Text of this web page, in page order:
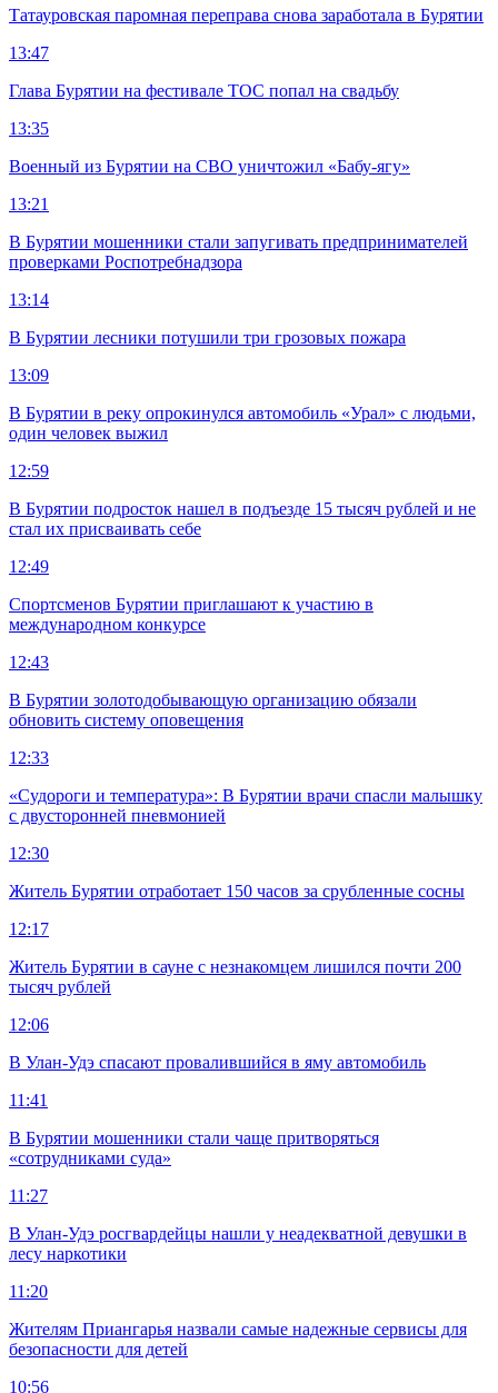
Татауровская паромная переправа снова заработала в Бурятии
13:47
Глава Бурятии на фестивале ТОС попал на свадьбу
13:35
Военный из Бурятии на СВО уничтожил «Бабу-ягу»
13:21
В Бурятии мошенники стали запугивать предпринимателей
проверками Роспотребнадзора
13:14
В Бурятии лесники потушили три грозовых пожара
13:09
В Бурятии в реку опрокинулся автомобиль «Урал» с людьми,
один человек выжил
12:59
В Бурятии подросток нашел в подъезде 15 тысяч рублей и не
стал их присваивать себе
12:49
Спортсменов Бурятии приглашают к участию в
международном конкурсе
12:43
В Бурятии золотодобывающую организацию обязали
обновить систему оповещения
12:33
«Судороги и температура»: В Бурятии врачи спасли малышку
с двусторонней пневмонией
12:30
Житель Бурятии отработает 150 часов за срубленные сосны
12:17
Житель Бурятии в сауне с незнакомцем лишился почти 200
тысяч рублей
12:06
В Улан-Удэ спасают провалившийся в яму автомобиль
11:41
В Бурятии мошенники стали чаще притворяться
«сотрудниками суда»
11:27
В Улан-Удэ росгвардейцы нашли у неадекватной девушки в
лесу наркотики
11:20
Жителям Приангарья назвали самые надежные сервисы для
безопасности для детей
10:56